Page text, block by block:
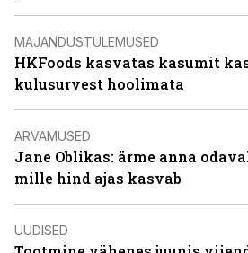
MAJANDUSTULEMUSED
HKFoods kasvatas kasumit
kulusurvest hoolimata
ARVAMUSED
Jane Oblikas: ärme anna
mille hind ajas kasvab
UUDISED